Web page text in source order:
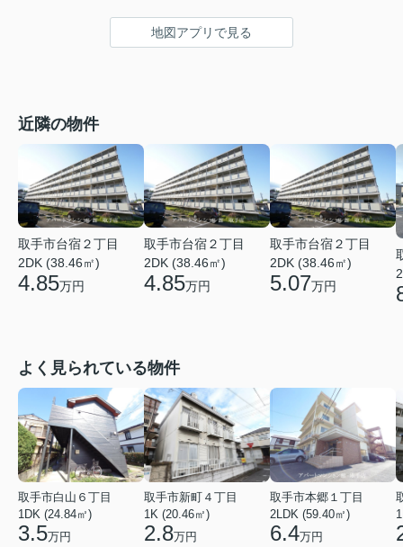
地図アプリで見る
近隣の物件
取手市台宿２丁目
2DK (38.46㎡)
4.85万円
取手市台宿２丁目
2DK (38.46㎡)
4.85万円
取手市台宿２丁目
2DK (38.46㎡)
5.07万円
よく見られている物件
取手市白山６丁目
1DK (24.84㎡)
3.5万円
取手市新町４丁目
1K (20.46㎡)
2.8万円
取手市本郷１丁目
2LDK (59.40㎡)
6.4万円